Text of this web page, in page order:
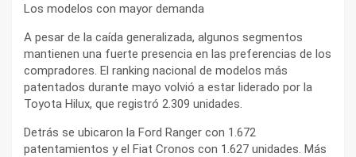
Los modelos con mayor demanda
A pesar de la caída generalizada, algunos segmentos
mantienen una fuerte presencia en las preferencias de los
compradores. El ranking nacional de modelos más
patentados durante mayo volvió a estar liderado por la
Toyota Hilux, que registró 2.309 unidades.
Detrás se ubicaron la Ford Ranger con 1.672
patentamientos y el Fiat Cronos con 1.627 unidades. Más